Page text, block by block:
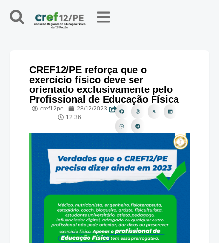
CREF12/PE reforça que o
exercício físico deve ser
orientado exclusivamente pelo
Profissional de Educação Física
cref12pe
28/12/2023
12:36